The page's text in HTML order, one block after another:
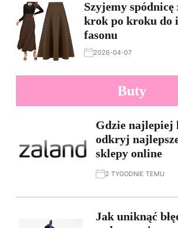
Szyjemy spódnicę
krok po kroku do
fasonu
2026-04-07
Buty
Gdzie najlepiej
odkryj
sklepy online
2 TYGODNIE TEMU
Jak uniknąć